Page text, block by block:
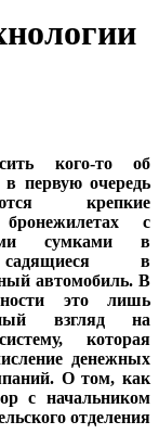
кого-то об
в первую очередь
крепкие
с
сумками в
в
автомобиль. В
это лишь
взгляд на
которая
денежных
О том, как
с начальником
отделения